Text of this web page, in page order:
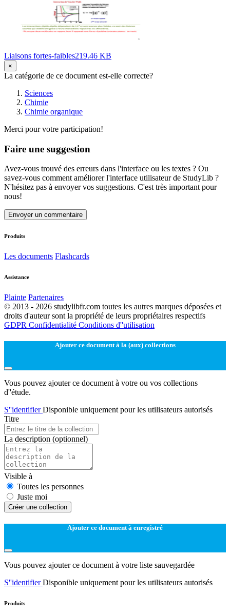
Liaisons fortes-faibles219.46 KB
×
La catégorie de ce document est-elle correcte?
Sciences
Chimie
Chimie organique
Merci pour votre participation!
Faire une suggestion
Avez-vous trouvé des erreurs dans l'interface ou les textes ? Ou
savez-vous comment améliorer l'interface utilisateur de StudyLib ?
N'hésitez pas à envoyer vos suggestions. C'est très important pour
nous!
Envoyer un commentaire
Produits
Les documents Flashcards
Assistance
Plainte Partenaires
© 2013 - 2026 studylibfr.com toutes les autres marques déposées et
droits d'auteur sont la propriété de leurs propriétaires respectifs
GDPR Confidentialité Conditions d''utilisation
Ajouter ce document à la (aux) collections
Vous pouvez ajouter ce document à votre ou vos collections
d''étude.
S''identifierDisponible uniquement pour les utilisateurs autorisés
Titre
La description (optionnel)
Visible à
Toutes les personnes
Juste moi
Créer une collection
Ajouter ce document à enregistré
Vous pouvez ajouter ce document à votre liste sauvegardée
S''identifierDisponible uniquement pour les utilisateurs autorisés
Produits